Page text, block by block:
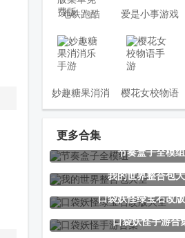
地铁跑酷
(subway surf)
国际版菜单免
爱是小事游戏
(Love is...)
妙趣糖果消消
乐手游
樱花女校物语
手游
擦干净抖音小
选技生存大乱
更多合集
节奏盒子全模组
我的世界整合包
口袋妖怪绿宝石改
口袋妖怪手游合